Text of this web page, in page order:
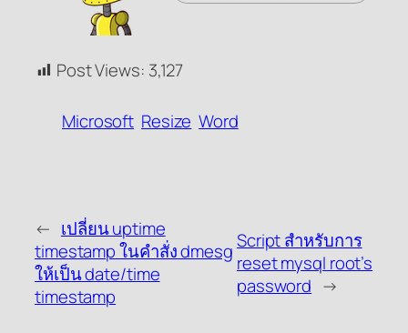
Post Views: 3,127
Microsoft Resize Word
← เปลี่ยน uptime
timestamp ในคำสั่ง dmesg
ให้เป็น date/time
timestamp
Script สำหรับการ
reset mysql root’s
password →